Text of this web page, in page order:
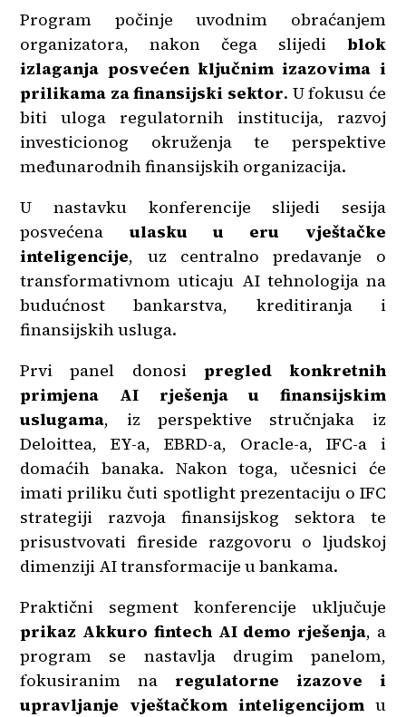
Program počinje uvodnim obraćanjem
organizatora, nakon čega slijedi blok
izlaganja posvećen ključnim izazovima i
prilikama za finansijski sektor. U fokusu će
biti uloga regulatornih institucija, razvoj
investicionog okruženja te perspektive
međunarodnih finansijskih organizacija.
U nastavku konferencije slijedi sesija
posvećena ulasku u eru vještačke
inteligencije, uz centralno predavanje o
transformativnom uticaju AI tehnologija na
budućnost bankarstva, kreditiranja i
finansijskih usluga.
Prvi panel donosi pregled konkretnih
primjena AI rješenja u finansijskim
uslugama, iz perspektive stručnjaka iz
Deloittea, EY-a, EBRD-a, Oracle-a, IFC-a i
domaćih banaka. Nakon toga, učesnici će
imati priliku čuti spotlight prezentaciju o IFC
strategiji razvoja finansijskog sektora te
prisustvovati fireside razgovoru o ljudskoj
dimenziji AI transformacije u bankama.
Praktični segment konferencije uključuje
prikaz Akkuro fintech AI demo rješenja, a
program se nastavlja drugim panelom,
fokusiranim na regulatorne izazove i
upravljanje vještačkom inteligencijomu